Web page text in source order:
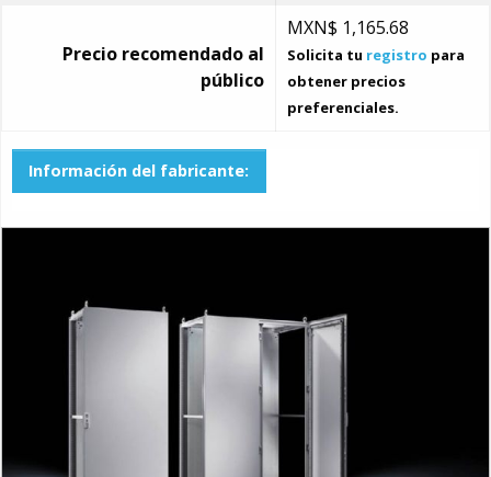
Precio recomendado al
público
MXN$ 1,165.68
Solicita tu registro para
obtener precios
preferenciales.
Información del fabricante: